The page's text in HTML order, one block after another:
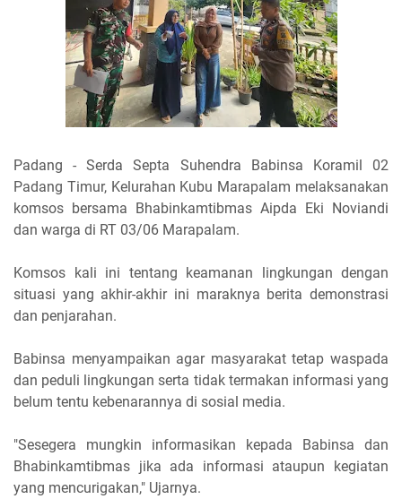
Padang - Serda Septa Suhendra Babinsa Koramil 02
Padang Timur, Kelurahan Kubu Marapalam melaksanakan
komsos bersama Bhabinkamtibmas Aipda Eki Noviandi
dan warga di RT 03/06 Marapalam.
Komsos kali ini tentang keamanan lingkungan dengan
situasi yang akhir-akhir ini maraknya berita demonstrasi
dan penjarahan.
Babinsa menyampaikan agar masyarakat tetap waspada
dan peduli lingkungan serta tidak termakan informasi yang
belum tentu kebenarannya di sosial media.
"Sesegera mungkin informasikan kepada Babinsa dan
Bhabinkamtibmas jika ada informasi ataupun kegiatan
yang mencurigakan," Ujarnya.